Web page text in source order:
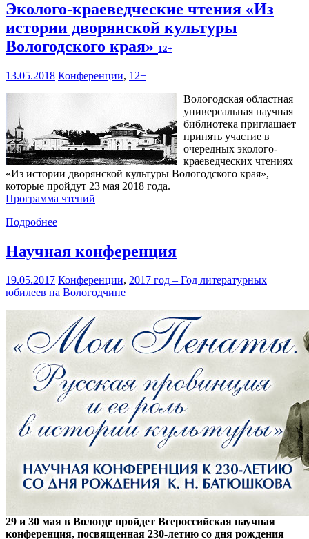
Эколого-краеведческие чтения «Из
истории дворянской культуры
Вологодского края» 12+
13.05.2018 Конференции, 12+
Вологодская областная
универсальная научная
библиотека приглашает
принять участие в
очередных эколого-
краеведческих чтениях
«Из истории дворянской культуры Вологодского края»,
которые пройдут 23 мая 2018 года.
Программа чтений
Подробнее
Научная конференция
19.05.2017 Конференции, 2017 год – Год литературных
юбилеев на Вологодчине
29 и 30 мая в Вологде пройдет Всероссийская научная
конференция, посвященная 230-летию со дня рождения